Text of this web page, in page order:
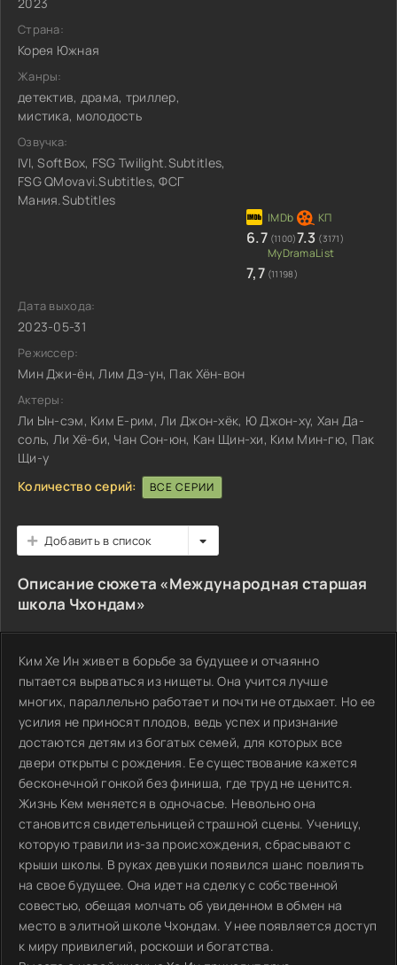
Страна:
Корея Южная
Жанры:
детектив, драма, триллер,
мистика, молодость
Озвучка:
IVI, SoftBox, FSG Twilight.Subtitles,
FSG QMovavi.Subtitles, ФСГ
Мания.Subtitles
6.7 (1100)7.3 (3171)
7,7 (11198)
Дата выхода:
2023-05-31
Режиссер:
Мин Джи-ён, Лим Дэ-ун, Пак Хён-вон
Актеры:
Ли Ын-сэм, Ким Е-рим, Ли Джон-хёк, Ю Джон-ху, Хан Да-
соль, Ли Хё-би, Чан Сон-юн, Кан Щин-хи, Ким Мин-гю, Пак
Щи-у
Количество серий:
ВСЕ СЕРИИ
Добавить в список
Описание сюжета «Международная старшая
школа Чхондам»
Ким Хе Ин живет в борьбе за будущее и отчаянно
пытается вырваться из нищеты. Она учится лучше
многих, параллельно работает и почти не отдыхает. Но ее
усилия не приносят плодов, ведь успех и признание
достаются детям из богатых семей, для которых все
двери открыты с рождения. Ее существование кажется
бесконечной гонкой без финиша, где труд не ценится.
Жизнь Кем меняется в одночасье. Невольно она
становится свидетельницей страшной сцены. Ученицу,
которую травили из-за происхождения, сбрасывают с
крыши школы. В руках девушки появился шанс повлиять
на свое будущее. Она идет на сделку с собственной
совестью, обещая молчать об увиденном в обмен на
место в элитной школе Чхондам. У нее появляется доступ
к миру привилегий, роскоши и богатства.